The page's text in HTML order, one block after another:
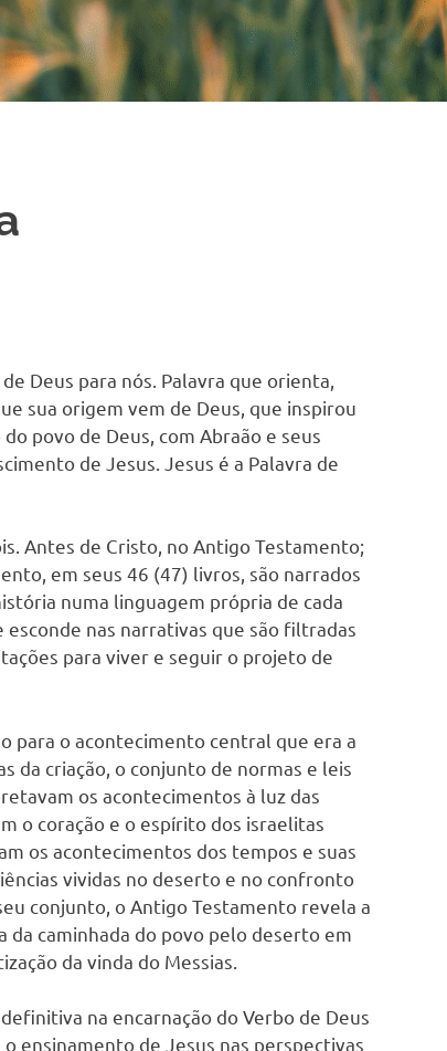
Deus para nós. Palavra que orienta,
sua origem vem de Deus, que inspirou
povo de Deus, com Abraão e seus
de Jesus. Jesus é a Palavra de
Antes de Cristo, no Antigo Testamento;
em seus 46 (47) livros, são narrados
numa linguagem própria de cada
nas narrativas que são filtradas
para viver e seguir o projeto de
para o acontecimento central que era a
da criação, o conjunto de normas e leis
os acontecimentos à luz das
o coração e o espírito dos israelitas
os acontecimentos dos tempos e suas
vividas no deserto e no confronto
conjunto, o Antigo Testamento revela a
da caminhada do povo pelo deserto em
da vinda do Messias.
na encarnação do Verbo de Deus
ensinamento de Jesus nas perspectivas